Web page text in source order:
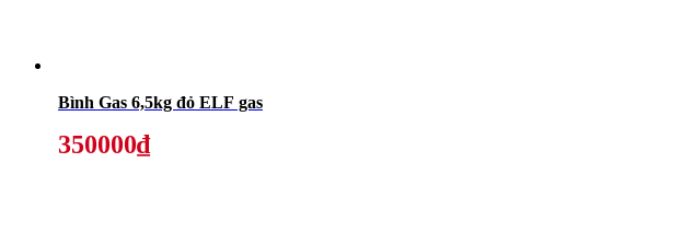
Bình Gas 6,5kg đỏ ELF gas
350000₫